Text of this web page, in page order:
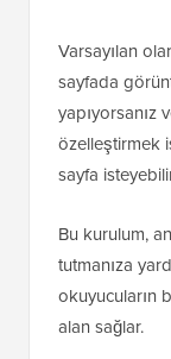
Varsayılan
sayfada
yapıyorsanız
özelleştirmek
sayfa
Bu kurulum,
tutmanıza
okuyucuların
alan sağlar.